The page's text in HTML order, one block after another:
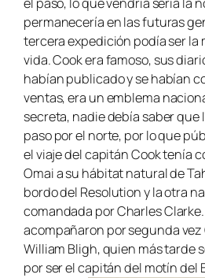
el paso, lo que vendría sería la
permanecería en las futuras
tercera expedición podía ser la
vida. Cook era famoso, sus
habían publicado y se habían
ventas, era un emblema
secreta, nadie debía saber
paso por el norte, por lo que
el viaje del capitán Cook tenía
Omai a su hábitat natural de
bordo del Resolutiony la otra
comandada por Charles
acompañaron por segunda vez
William Bligh, quien más tarde
por ser el capitán del motín del